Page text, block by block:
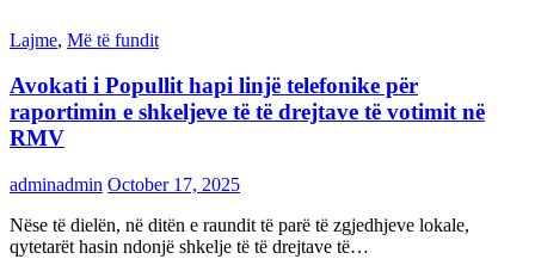
Lajme, Më të fundit
Avokati i Popullit hapi linjë telefonike për
raportimin e shkeljeve të të drejtave të votimit në
RMV
adminadmin October 17, 2025
Nëse të dielën, në ditën e raundit të parë të zgjedhjeve lokale,
qytetarët hasin ndonjë shkelje të të drejtave të…